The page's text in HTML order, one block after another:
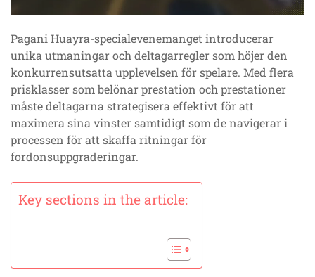
Pagani Huayra-specialevenemanget introducerar
unika utmaningar och deltagarregler som höjer den
konkurrensutsatta upplevelsen för spelare. Med flera
prisklasser som belönar prestation och prestationer
måste deltagarna strategisera effektivt för att
maximera sina vinster samtidigt som de navigerar i
processen för att skaffa ritningar för
fordonsuppgraderingar.
Key sections in the article: